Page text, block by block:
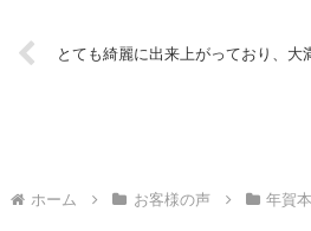
とても綺麗に出来上がっており、大
ホーム お客様の声 年賀